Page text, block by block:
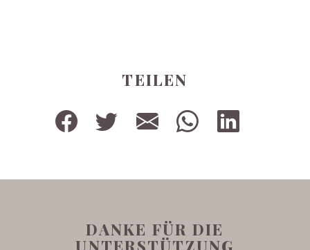
TEILEN
DANKE FÜR DIE
UNTERSTÜTZUNG